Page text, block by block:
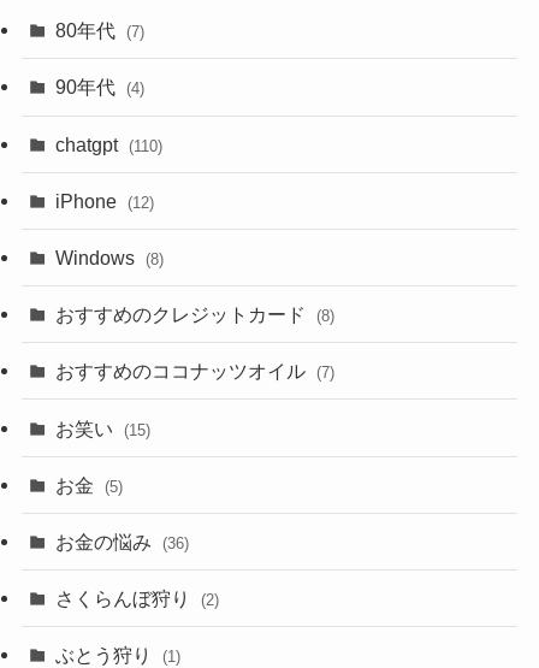
80年代 (7)
90年代 (4)
chatgpt (110)
iPhone (12)
Windows (8)
おすすめのクレジットカード (8)
おすすめのココナッツオイル (7)
お笑い (15)
お金 (5)
お金の悩み (36)
さくらんぼ狩り (2)
ぶとう狩り (1)